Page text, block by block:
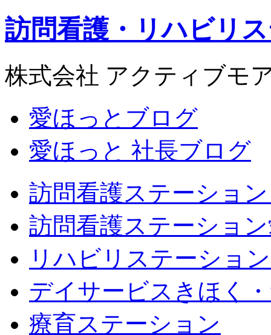
訪問看護・リハビリ
株式会社 アクティブモ
愛ほっとブログ
愛ほっと 社長ブログ
訪問看護ステーショ
訪問看護ステーショ
リハビリステーショ
デイサービスきほく
療育ステーション